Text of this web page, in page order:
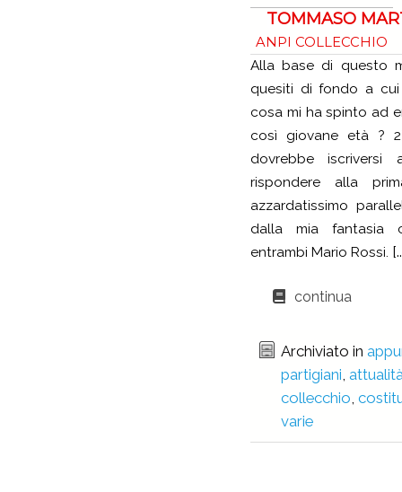
TOMMASO
ANPI COLLECCHIO
Alla base di questo
quesiti di fondo a
cosa mi ha spinto ad
così giovane età ?
dovrebbe iscriversi
rispondere alla
azzardatissimo
dalla mia fantasia
entrambi Mario Rossi.
continua
Archiviato in
partigiani,
collecchio,
varie